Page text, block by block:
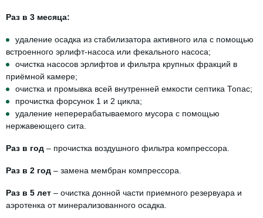
Раз в 3 месяца:
удаление осадка из стабилизатора активного ила с помощью
встроенного эрлифт-насоса или фекального насоса;
очистка насосов эрлифтов и фильтра крупных фракций в
приёмной камере;
очистка и промывка всей внутренней емкости септика Топас;
прочистка форсунок 1 и 2 цикла;
удаление неперерабатываемого мусора с помощью
нержавеющего сита.
Раз в год – прочистка воздушного фильтра компрессора.
Раз в 2 год – замена мембран компрессора.
Раз в 5 лет – очистка донной части приемного резервуара и
аэротенка от минерализованного осадка.